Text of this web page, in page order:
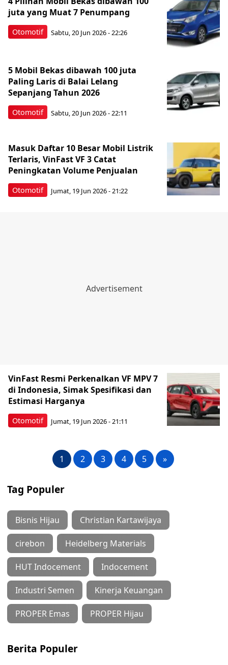
Otomotif
juta yang Muat 7 Penumpang
Sabtu, 20 Jun 2026 - 22:26
Otomotif
5 Mobil Bekas dibawah 100 juta
Paling Laris di Balai Lelang
Sepanjang Tahun 2026
Sabtu, 20 Jun 2026 - 22:11
Otomotif
Masuk Daftar 10 Besar Mobil Listrik
Terlaris, VinFast VF 3 Catat
Peningkatan Volume Penjualan
Jumat, 19 Jun 2026 - 21:22
Otomotif
VinFast Resmi Perkenalkan VF MPV 7
di Indonesia, Simak Spesifikasi dan
Estimasi Harganya
Jumat, 19 Jun 2026 - 21:11
1 2 3 4 5 »
Tag Populer
Bisnis Hijau Christian Kartawijaya
cirebon Heidelberg Materials
HUT Indocement Indocement
Industri Semen Kinerja Keuangan
PROPER Emas PROPER Hijau
Berita Populer